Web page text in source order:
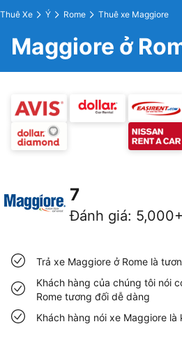
Thuê Xe Ý Rome Thuê xe Maggiore
Maggiore ở
7
Đánh giá: 5,000+
Trả xe Maggiore ở Rome là
Khách hàng của chúng tôi nói
Rome tương đối dễ dàng
Khách hàng nói xe Maggiore là